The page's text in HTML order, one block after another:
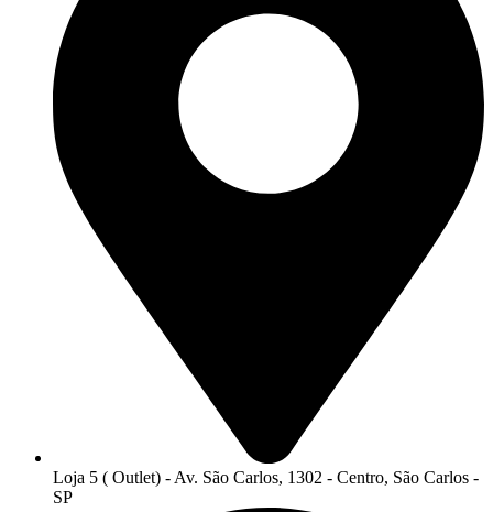
Loja 5 ( Outlet) - Av. São Carlos, 1302 - Centro, São Carlos -
SP